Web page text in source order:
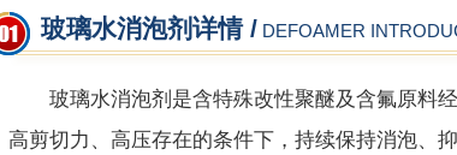
玻璃水消泡剂详情 / DEFOAMER
玻璃水消泡剂是含特殊改性聚醚及含氟原料
高剪切力、高压存在的条件下，持续保持消泡、